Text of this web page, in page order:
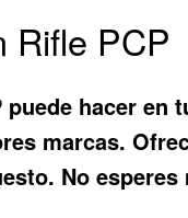
Rifle PCP
hacer
marcas.
No